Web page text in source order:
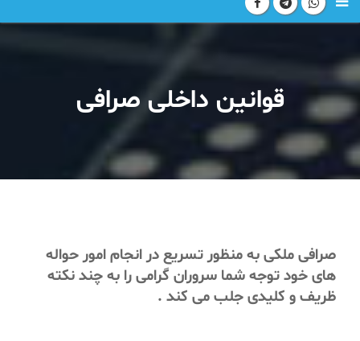
قوانین داخلی صرافی
صرافی ملکی به منظور تسریع در انجام امور حواله
های خود توجه شما سروران گرامی را به چند نکته
ظریف و کلیدی جلب می کند .